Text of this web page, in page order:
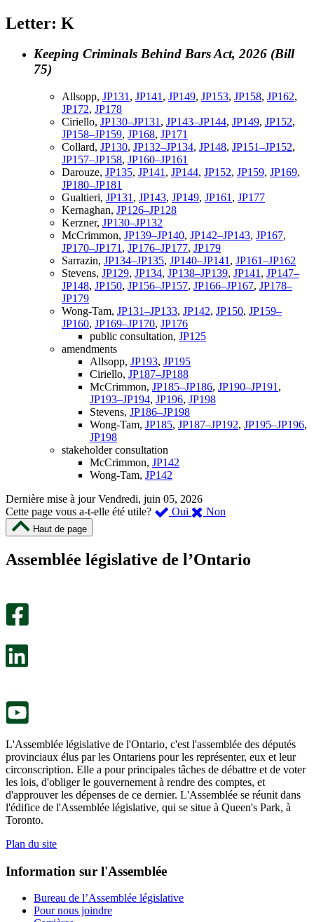
Letter: K
Keeping Criminals Behind Bars Act, 2026 (Bill
75)
Allsopp, JP131 , JP141 , JP149, JP153, JP158, JP162,
JP172, JP178
Ciriello, JP130–JP131 , JP143–JP144, JP149, JP152,
JP158–JP159, JP168, JP171
Collard, JP130, JP132–JP134, JP148, JP151–JP152,
JP157–JP158, JP160–JP161
Darouze, JP135, JP141 , JP144, JP152, JP159, JP169,
JP180–JP181
Gualtieri, JP131 , JP143, JP149, JP161 , JP177
Kernaghan, JP126–JP128
Kerzner, JP130–JP132
McCrimmon, JP139–JP140, JP142–JP143, JP167,
JP170–JP171 , JP176–JP177, JP179
Sarrazin, JP134–JP135, JP140–JP141 , JP161–JP162
Stevens, JP129, JP134, JP138–JP139, JP141 , JP147–
JP148, JP150, JP156–JP157, JP166–JP167, JP178–
JP179
Wong-Tam, JP131–JP133, JP142, JP150, JP159–
JP160, JP169–JP170, JP176
public consultation, JP125
amendments
Allsopp, JP193, JP195
Ciriello, JP187–JP188
McCrimmon, JP185–JP186, JP190–JP191 ,
JP193–JP194, JP196, JP198
Stevens, JP186–JP198
Wong-Tam, JP185, JP187–JP192, JP195–JP196,
JP198
stakeholder consultation
McCrimmon, JP142
Wong-Tam, JP142
Dernière mise à jourVendredi, juin 05, 2026
Cette page vous a-t-elle été utile?
Oui ,
été
Non
m’a
Haut de page
Assemblée législative de l’Ontario
L'Assemblée législative de l'Ontario, c'est l'assemblée des députés
provinciaux élus par les Ontariens pour les représenter, eux et leur
circonscription. Elle a pour principales tâches de débattre et de voter
les lois, d'obliger le gouvernement à rendre des comptes, et
d'approuver les dépenses de ce dernier. L'Assemblée se réunit dans
l'édifice de l'Assemblée législative, qui se situe à Queen's Park, à
Toronto.
Plan du site
Information sur l'Assemblée
Bureau de l’Assemblée législative
Pour nous joindre